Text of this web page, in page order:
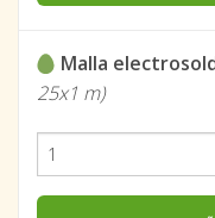
Malla
25x1 m)